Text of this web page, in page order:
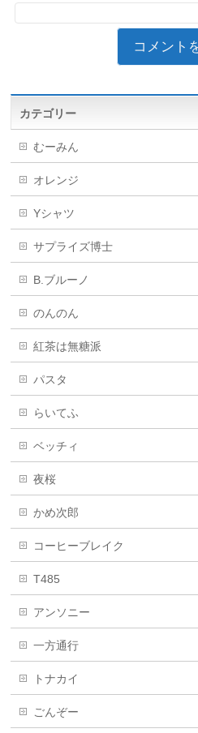
カテゴリー
むーみん
オレンジ
Yシャツ
サプライズ博士
B.ブルーノ
のんのん
紅茶は無糖派
パスタ
らいてふ
ベッチィ
夜桜
かめ次郎
コーヒーブレイク
T485
アンソニー
一方通行
トナカイ
ごんぞー